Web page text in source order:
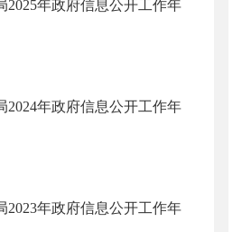
2025年政府信息公开工作年
2024年政府信息公开工作年
2023年政府信息公开工作年